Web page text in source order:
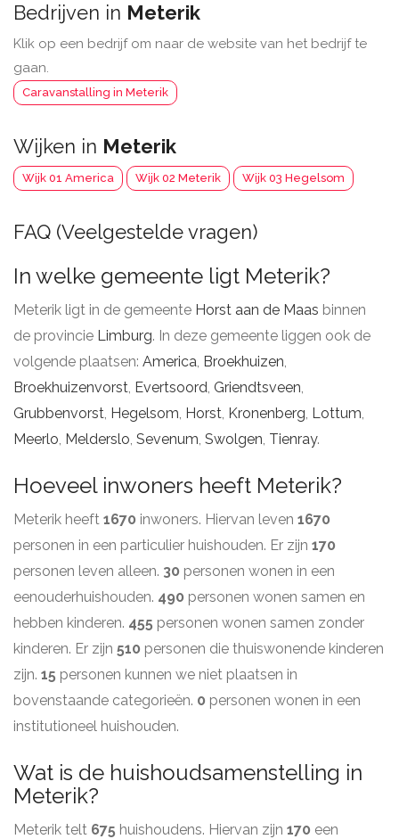
Bedrijven in Meterik
Klik op een bedrijf om naar de website van het bedrijf te
gaan.
Caravanstalling in Meterik
Wijken in Meterik
Wijk 01 America Wijk 02 Meterik Wijk 03 Hegelsom
FAQ (Veelgestelde vragen)
In welke gemeente ligt Meterik?
Meterik ligt in de gemeente Horst aan de Maas binnen
de provincie Limburg. In deze gemeente liggen ook de
volgende plaatsen: America, Broekhuizen,
Broekhuizenvorst, Evertsoord, Griendtsveen,
Grubbenvorst, Hegelsom, Horst, Kronenberg, Lottum,
Meerlo, Melderslo, Sevenum, Swolgen, Tienray.
Hoeveel inwoners heeft Meterik?
Meterik heeft 1670 inwoners. Hiervan leven 1670
personen in een particulier huishouden. Er zijn 170
personen leven alleen. 30 personen wonen in een
eenouderhuishouden. 490 personen wonen samen en
hebben kinderen. 455 personen wonen samen zonder
kinderen. Er zijn 510 personen die thuiswonende kinderen
zijn. 15 personen kunnen we niet plaatsen in
bovenstaande categorieën. 0 personen wonen in een
institutioneel huishouden.
Wat is de huishoudsamenstelling in
Meterik?
Meterik telt 675 huishoudens. Hiervan zijn 170 een